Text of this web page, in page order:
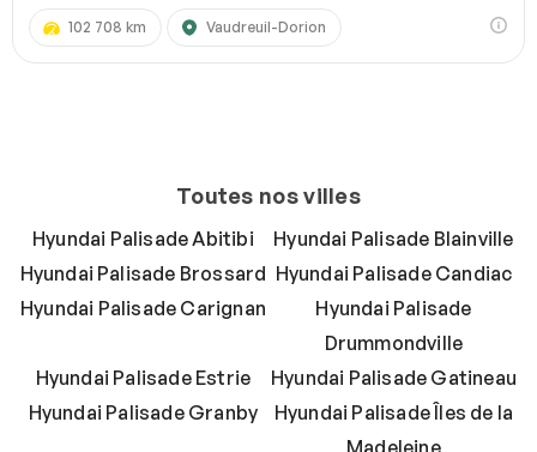
102 708 km Vaudreuil-Dorion
Toutes nos villes
Hyundai Palisade Abitibi
Hyundai Palisade Blainville
Hyundai Palisade Brossard Hyundai Palisade Candiac
Hyundai Palisade Carignan
Hyundai Palisade
Drummondville
Hyundai Palisade Estrie
Hyundai Palisade Gatineau
Hyundai Palisade Granby
Hyundai Palisade Îles de la
Madeleine